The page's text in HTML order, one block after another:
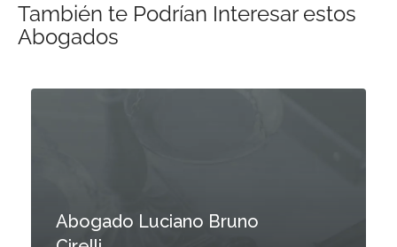
También te Podrían Interesar estos
Abogados
Abogado Luciano Bruno